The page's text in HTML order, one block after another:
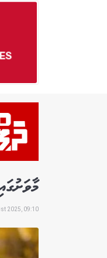
2025, 09:10